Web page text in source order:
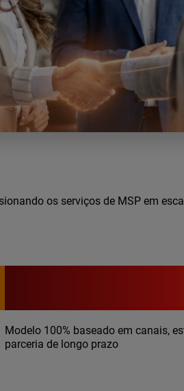
os serviços de MSP em
Modelo 100% baseado em canais,
parceria de longo prazo